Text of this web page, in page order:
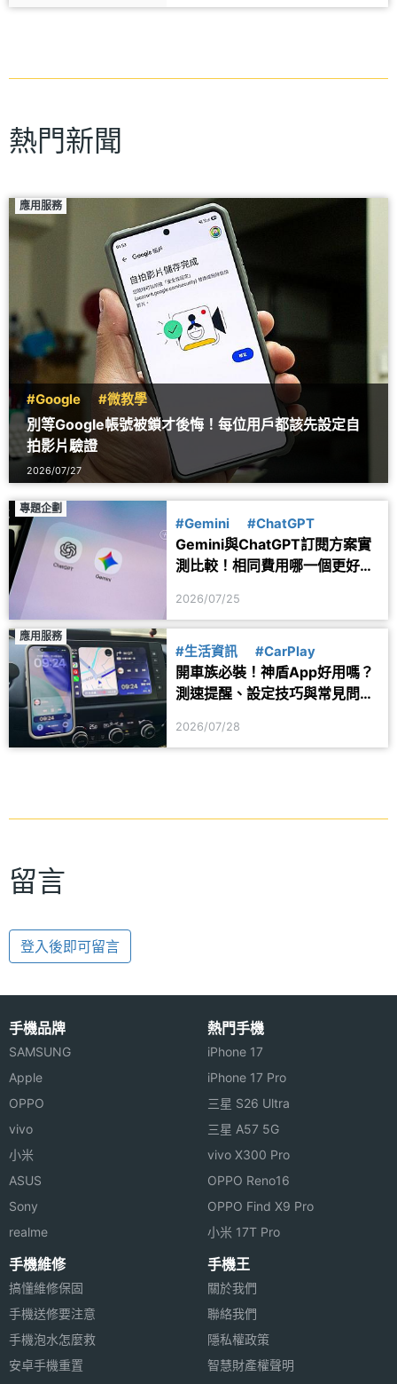
熱門新聞
應用服務
#Google #微教學
別等Google帳號被鎖才後悔！每位用戶都該先設定自
拍影片驗證
2026/07/27
專題企劃
#Gemini #ChatGPT
Gemini與ChatGPT訂閱方案實
測比較！相同費用哪一個更好
2026/07/25
應用服務
#生活資訊 #CarPlay
開車族必裝！神盾App好用嗎？
測速提醒、設定技巧與常見問題
2026/07/28
留言
登入後即可留言
手機品牌
SAMSUNG
Apple
OPPO
vivo
小米
ASUS
Sony
realme
熱門手機
iPhone 17
iPhone 17 Pro
三星 S26 Ultra
三星 A57 5G
vivo X300 Pro
OPPO Reno16
OPPO Find X9 Pro
小米 17T Pro
手機維修
搞懂維修保固
手機送修要注意
手機泡水怎麼救
安卓手機重置
手機王
關於我們
聯絡我們
隱私權政策
智慧財產權聲明